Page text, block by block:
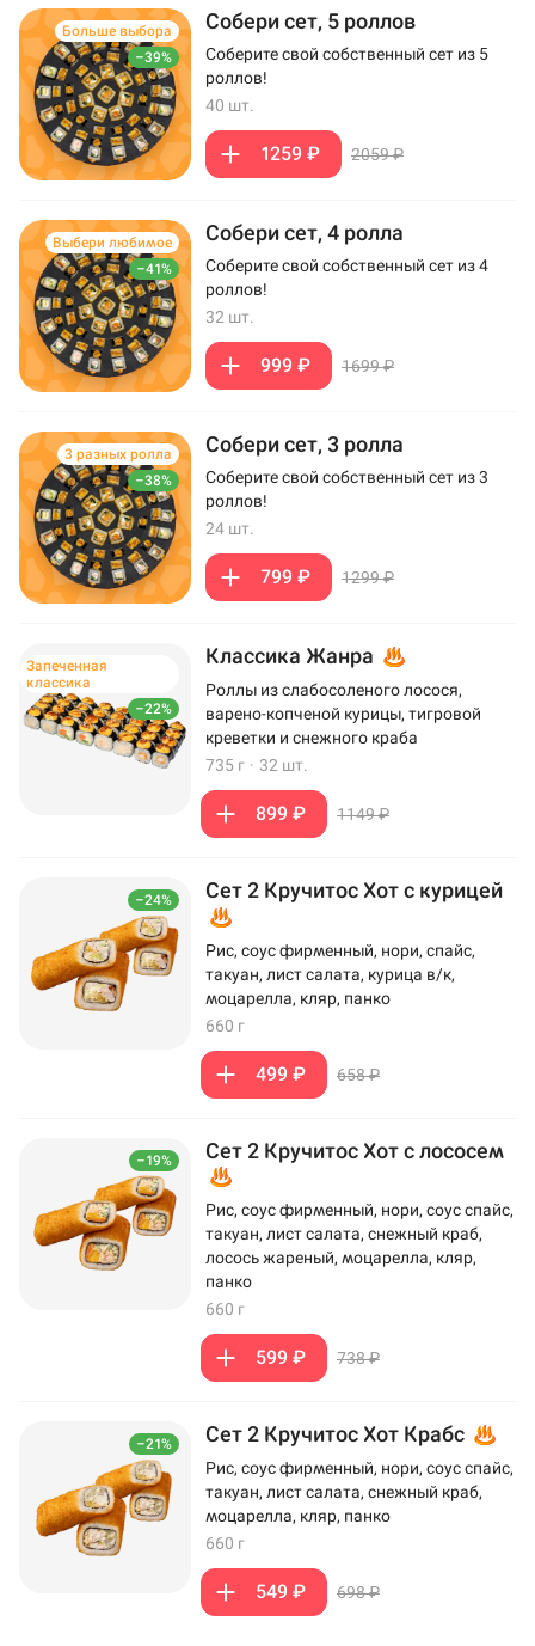
–39%
Больше выбора Собери сет, 5 роллов
Соберите свой собственный сет из 5
роллов!
40 шт.
1259 ₽ 2059 ₽
–41%
Выбери любимое Собери сет, 4 ролла
Соберите свой собственный сет из 4
роллов!
32 шт.
999 ₽ 1699 ₽
–38%
3 разных ролла Собери сет, 3 ролла
Соберите свой собственный сет из 3
роллов!
24 шт.
799 ₽ 1299 ₽
–22%
Запеченная
классика
Классика Жанра
Роллы из слабосоленого лосося,
варено-копченой курицы, тигровой
креветки и снежного краба
735 г · 32 шт.
899 ₽ 1149 ₽
–24% Сет 2 Кручитос Хот с курицей
Рис, соус фирменный, нори, спайс,
такуан, лист салата, курица в/к,
моцарелла, кляр, панко
660 г
499 ₽ 658 ₽
–19% Сет 2 Кручитос Хот с лососем
Рис, соус фирменный, нори, соус спайс,
такуан, лист салата, снежный краб,
лосось жареный, моцарелла, кляр,
панко
660 г
599 ₽ 738 ₽
–21% Сет 2 Кручитос Хот Крабс
Рис, соус фирменный, нори, соус спайс,
такуан, лист салата, снежный краб,
моцарелла, кляр, панко
660 г
549 ₽ 698 ₽